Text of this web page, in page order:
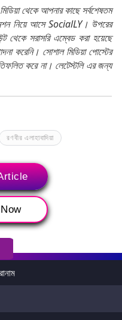
থেকে আপনার কাছে সর্বশেষতম
নিয়ে আসে SocialLY। উপরের
থেকে সরাসরি এম্বেড করা হয়েছে
করেনি। সোশাল মিডিয়া পোস্টের
করে না। লেটেস্টলি এর জন্য
রণবীর এলাহাবাদিয়া